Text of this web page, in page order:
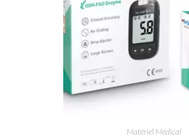
Matériel Médical